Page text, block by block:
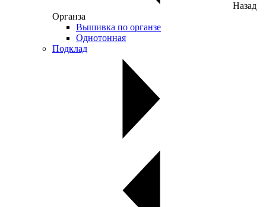
Назад
Органза
Вышивка по органзе
Однотонная
Подклад